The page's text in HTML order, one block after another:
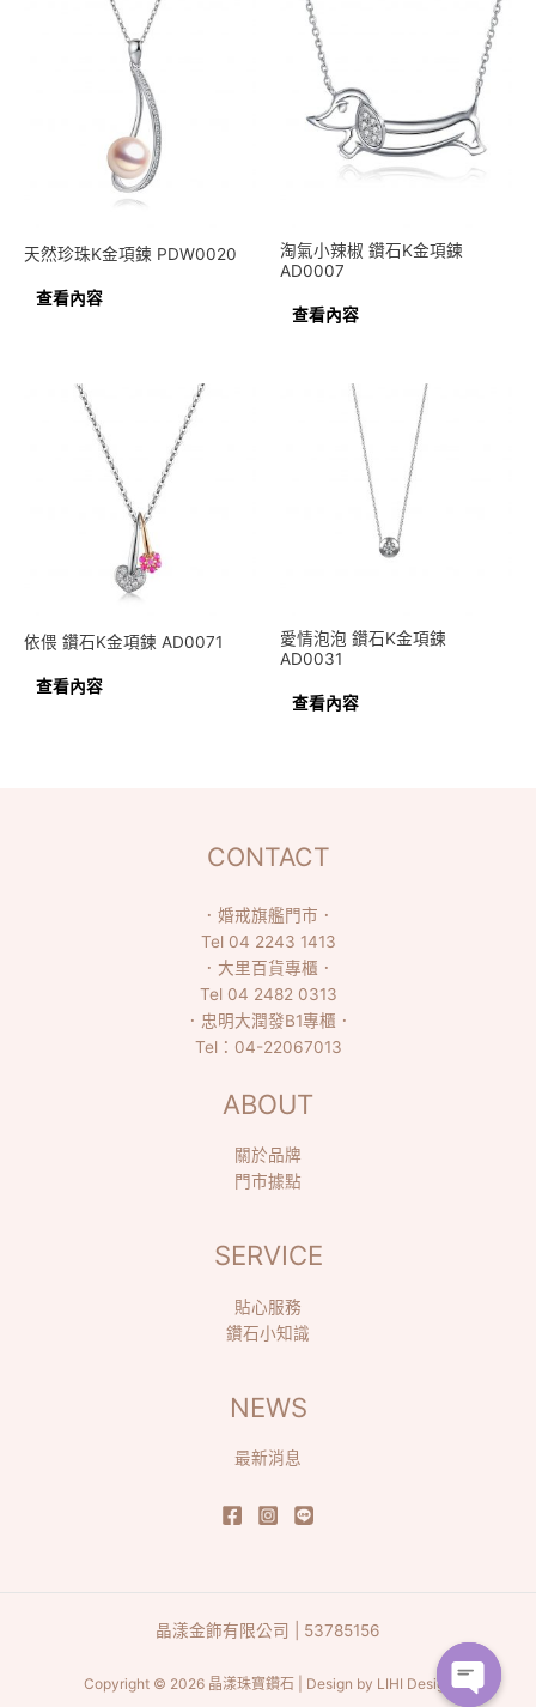
天然珍珠K金項鍊 PDW0020
查看內容
淘氣小辣椒 鑽石K金項鍊
AD0007
查看內容
依偎 鑽石K金項鍊 AD0071
查看內容
愛情泡泡 鑽石K金項鍊
AD0031
查看內容
CONTACT
． 婚戒旗艦門市 ．
Tel 04 2243 1413
． 大里百貨專櫃 ．
Tel 04 2482 0313
． 忠明大潤發B1專櫃 ．
Tel： 04-22067013
ABOUT
關於品牌
門市據點
SERVICE
貼心服務
鑽石小知識
NEWS
最新消息
晶漾金飾有限公司 | 53785156
Copyright © 2026 晶漾珠寶鑽石 | Design by LIHI Design